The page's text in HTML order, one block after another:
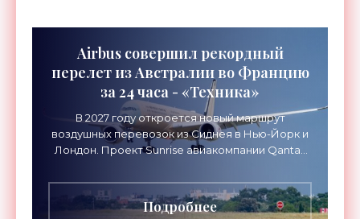
Airbus совершил рекордный
перелет из Австралии во Францию
за 24 часа - «Техника»
В 2027 году откроется новый маршрут
воздушных перевозок из Сиднея в Нью-Йорк и
Лондон. Проект Sunrise авиакомпании Qantas
длительностью до 24
Подробнее